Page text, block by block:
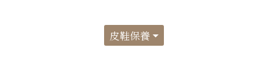
皮鞋保養